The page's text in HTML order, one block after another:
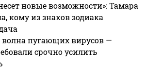
новые возможности»: Тамара
кому из знаков зодиака
волна пугающих вирусов —
срочно усилить